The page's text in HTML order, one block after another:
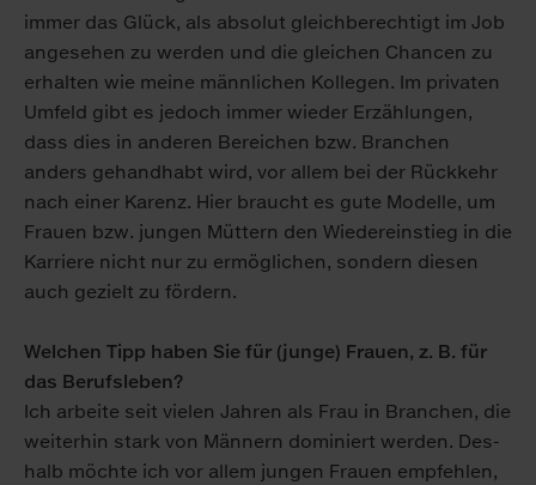
immer das Glück, als absolut gleich­berechtigt im Job
an­ge­sehen zu wer­den und die gleichen Chancen zu
er­halten wie meine männlichen Kollegen. Im privaten
Um­feld gibt es jedoch immer wieder Er­zählungen,
dass dies in anderen Bereichen bzw. Branchen
anders ge­handhabt wird, vor allem bei der Rück­kehr
nach einer Karenz. Hier braucht es gute Modelle, um
Frauen bzw. jungen Müttern den Wieder­einstieg in die
Karriere nicht nur zu er­möglichen, sondern diesen
auch ge­zielt zu fördern.
Welchen Tipp haben Sie für (junge) Frauen, z. B. für
das Berufsleben?
Ich arbeite seit vielen Jahren als Frau in Branchen, die
weiter­hin stark von Männern dominiert werden. Des­
halb möchte ich vor allem jungen Frauen em­pfehlen,